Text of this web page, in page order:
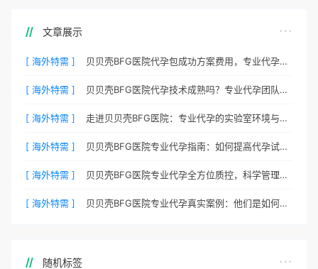
文章展示
[ 海外特需 ] 贝贝壳BFG医院代孕包成功方案费用，专业代孕首选
[ 海外特需 ] 贝贝壳BFG医院代孕技术成熟吗？专业代孕团队保驾护航
[ 海外特需 ] 走进贝贝壳BFG医院：专业代孕的实验室环境与操作流程
[ 海外特需 ] 贝贝壳BFG医院专业代孕指南：如何提高代孕试管的成功率？
[ 海外特需 ] 贝贝壳BFG医院专业代孕全方位质控，科学管理生育每一步
[ 海外特需 ] 贝贝壳BFG医院专业代孕真实案例：他们是如何在这里圆梦的
随机标签